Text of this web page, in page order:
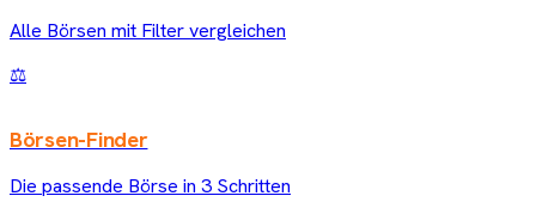
Alle Börsen mit Filter vergleichen
⚖️
Börsen-Finder
Die passende Börse in 3 Schritten